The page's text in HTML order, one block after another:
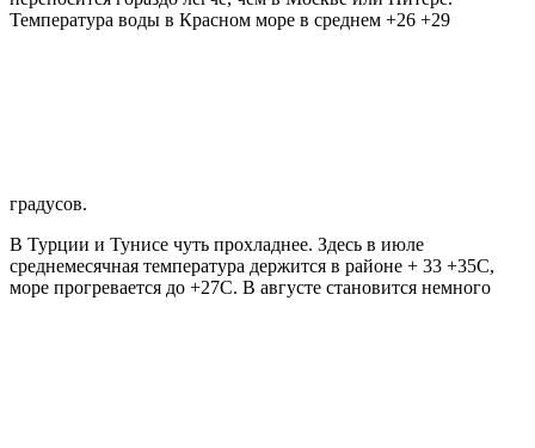
Температура воды в Красном море в среднем +26 +29
градусов.
В Турции и Тунисе чуть прохладнее. Здесь в июле
среднемесячная температура держится в районе + 33 +35С,
море прогревается до +27С. В августе становится немного